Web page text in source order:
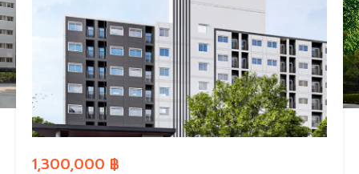
1,300,000 ฿